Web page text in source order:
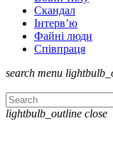
Скандал
Інтерв’ю
Файні люди
Співпраця
search menu
lightbulb_outline close